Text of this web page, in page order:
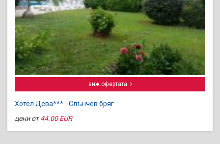
виж офертата
Хотел Дева*** - Слънчев бряг
цени от44.00 EUR